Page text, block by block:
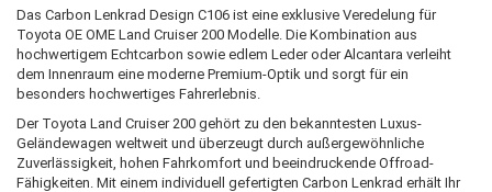
Das Carbon Lenkrad Design C106 ist eine exklusive Veredelung für
Toyota OE OME Land Cruiser 200 Modelle. Die Kombination aus
hochwertigem Echtcarbon sowie edlem Leder oder Alcantara verleiht
dem Innenraum eine moderne Premium-Optik und sorgt für ein
besonders hochwertiges Fahrerlebnis.
Der Toyota Land Cruiser 200 gehört zu den bekanntesten Luxus-
Geländewagen weltweit und überzeugt durch außergewöhnliche
Zuverlässigkeit, hohen Fahrkomfort und beeindruckende Offroad-
Fähigkeiten. Mit einem individuell gefertigten Carbon Lenkrad erhält Ihr